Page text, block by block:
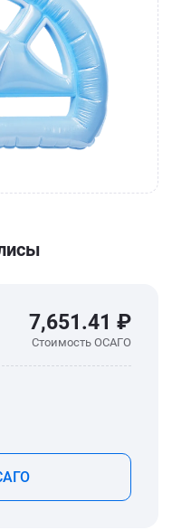
7,651.41 ₽
Стоимость ОСАГО